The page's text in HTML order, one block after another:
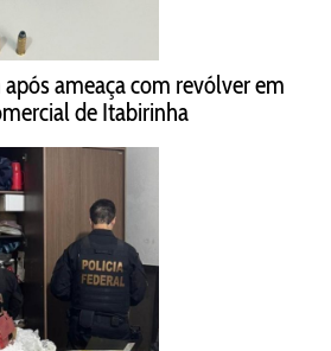
ameaça com revólver em
de Itabirinha